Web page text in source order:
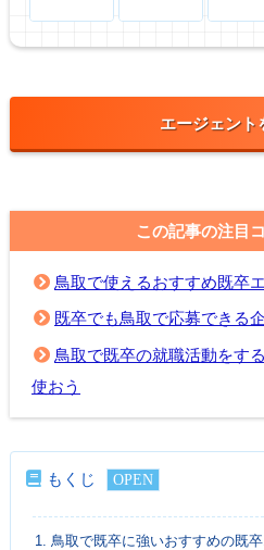
エージェント
この記事の注目
鳥取で使えるおすすめ既卒
既卒でも鳥取で応募できる
鳥取で既卒の就職活動をす
使おう
もくじ
1.
鳥取で既卒に強いおすすめの既